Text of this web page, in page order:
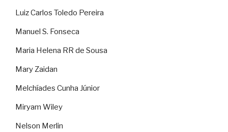
Luiz Carlos Toledo Pereira
Manuel S. Fonseca
Maria Helena RR de Sousa
Mary Zaidan
Melchíades Cunha Júnior
Miryam Wiley
Nelson Merlin